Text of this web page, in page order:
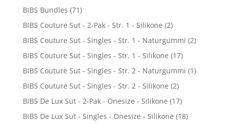
BIBS Bundles (71)
BIBS Couture Sut - 2-Pak - Str. 1 - Silikone (2)
BIBS Couture Sut - Singles - Str. 1 - Naturgummi (2)
BIBS Couture Sut - Singles - Str. 1 - Silikone (17)
BIBS Couture Sut - Singles - Str. 2 - Naturgummi (1)
BIBS Couture Sut - Singles - Str. 2 - Silikone (2)
BIBS De Lux Sut - 2-Pak - Onesize - Silikone (17)
BIBS De Lux Sut - Singles - Onesize - Silikone (18)